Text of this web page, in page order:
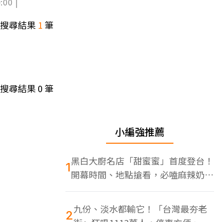
搜尋結果 1筆
搜尋結果0筆
小編強推薦
1黑白大廚名店「甜蜜蜜」首度登台！
開幕時間、地點搶看，必嗑麻辣奶油
蝦
2九份、淡水都輸它！「台灣最夯老